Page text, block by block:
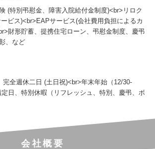
(特別弔慰金、障害入院給付金制度)<br>リロク
ビス)<br>EAPサービス(会社費用負担によるカ
財形貯蓄、提携住宅ローン、弔慰金制度、慶弔
、など
完全週休二日 (土日祝)<br>年末年始（12/30-
日、特別休暇（リフレッシュ、特別、慶弔、ボ
会社概要